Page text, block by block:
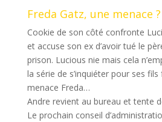
Freda Gatz, une menace ?
Cookie de son côté confronte
et accuse son ex d’avoir tué le
prison. Lucious nie mais cela
la série de s’inquiéter pour ses
menace Freda…
Andre revient au bureau et tente
Le prochain conseil